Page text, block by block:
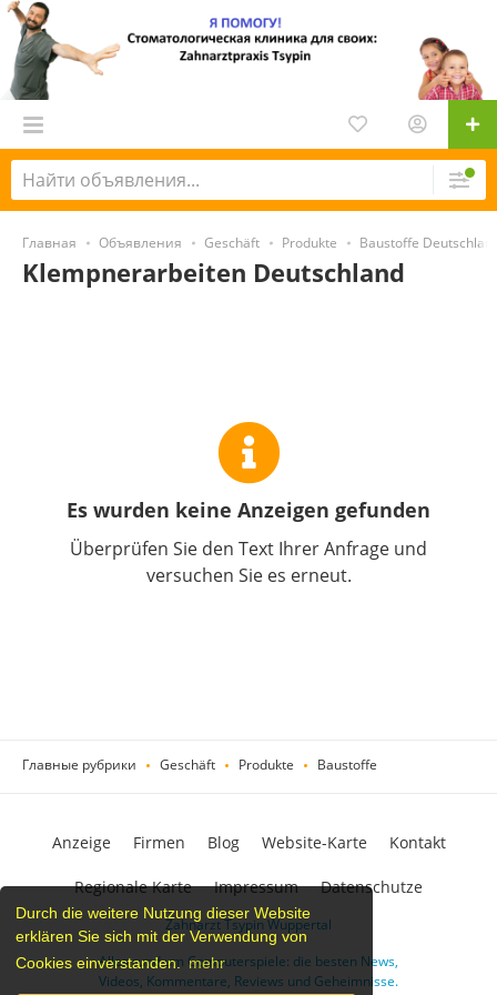
Durch die weitere Nutzung dieser Website
erklären Sie sich mit der Verwendung von
Cookies einverstanden. mehr
Главная Объявления Geschäft Produkte Baustoffe
Klempnerarbeiten Deutschland
Es wurden keine Anzeigen gefunden
Überprüfen Sie den Text Ihrer Anfrage und
versuchen Sie es erneut.
Главные рубрики Geschäft Produkte Baustoffe
Zahnarzt Tsypin Wuppertal
Alles rund um Computerspiele: die besten News,
Videos, Kommentare, Reviews und Geheimnisse.
Anzeige Firmen Blog Website-Karte Kontakt
Regionale Karte Impressum Datenschutze